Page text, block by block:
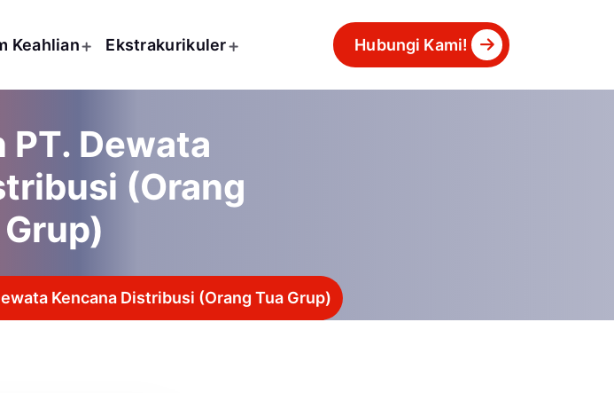
Keahlian Ekstrakurikuler Hubungi Kami!
PT. Dewata
(Orang
Kencana Distribusi (Orang Tua Grup)